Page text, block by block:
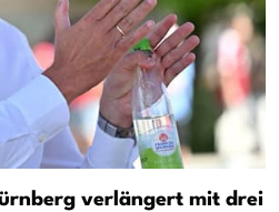
verlängert mit drei